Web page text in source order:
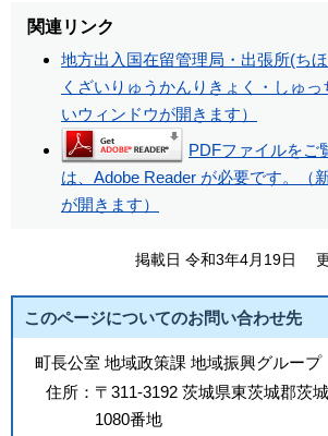
関連リンク
地方出入国在留管理局・出張所(ち
くざいりゅうかんりきょく・しゅ
いウィンドウが開きます）
PDFファイルをご
は、Adobe Reader が必要です。（
が開きます）
掲載日 令和3年4月19日
このページについてのお問い合わせ先
町長公室 地域政策課 地域振興グループ
住所： 〒311-3192 茨城県東茨城郡茨
1080番地